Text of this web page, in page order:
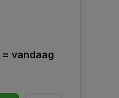
vandaag